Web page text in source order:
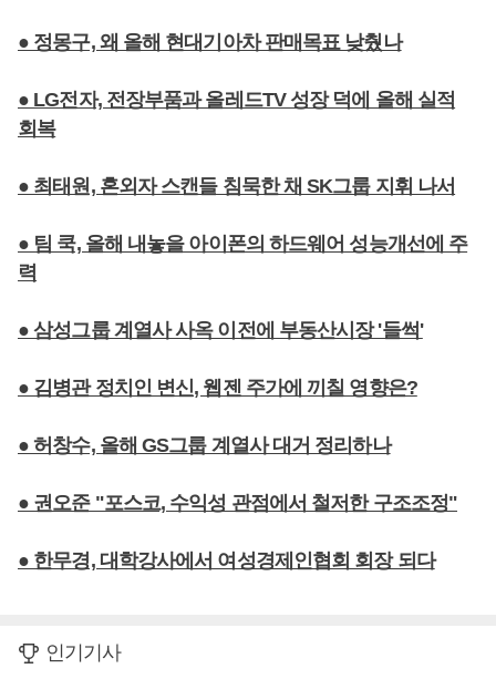
● 정몽구, 왜 올해 현대기아차 판매목표 낮췄나
● LG전자, 전장부품과 올레드TV 성장 덕에 올해 실적
회복
● 최태원, 혼외자 스캔들 침묵한 채 SK그룹 지휘 나서
● 팀 쿡, 올해 내놓을 아이폰의 하드웨어 성능개선에 주
력
● 삼성그룹 계열사 사옥 이전에 부동산시장 '들썩'
● 김병관 정치인 변신, 웹젠 주가에 끼칠 영향은?
● 허창수, 올해 GS그룹 계열사 대거 정리하나
● 권오준 "포스코, 수익성 관점에서 철저한 구조조정"
● 한무경, 대학강사에서 여성경제인협회 회장 되다
인기기사